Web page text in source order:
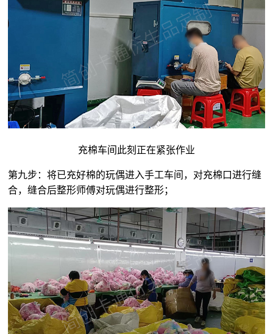
充棉车间此刻正在紧张作业
第九步：将已充好棉的玩偶进入手工车间，对充棉口进行缝
合，缝合后整形师傅对玩偶进行整形；